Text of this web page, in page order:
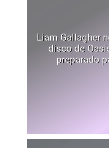
Liam Gallagher
disco de
preparado